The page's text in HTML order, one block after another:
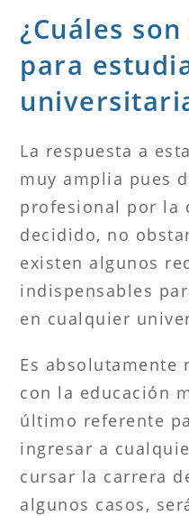
¿Cuáles
para
La respuesta a
muy amplia pues
profesional por la
decidido, no
existen algunos
indispensables
en cualquier
Es absolutamente
con la educación
último referente
ingresar a
cursar la carrera
algunos casos,